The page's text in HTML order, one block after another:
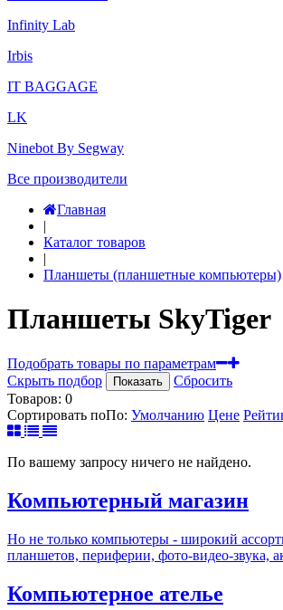
Infinity Lab
Irbis
IT BAGGAGE
LK
Ninebot By Segway
Все производители
Главная
|
Каталог товаров
|
Планшеты (планшетные компьютеры)
Планшеты SkyTiger
Подобрать товары по параметрам
Скрыть подбор
Показать
Сбросить
Товаров: 0
Сортировать поПо: Умолчанию Цене
По вашему запросу ничего не найдено.
Компьютерный магазин
Но не только компьютеры - широкий
планшетов, периферии, фото-видео-звука,
Компьютерное ателье